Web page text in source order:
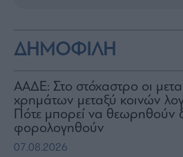
ΔΗΜΟΦΙΛΗ
ΑΑΔΕ: Στο στόχαστρο οι
χρημάτων μεταξύ κοινών
Πότε μπορεί να θεωρηθούν
φορολογηθούν
07.08.2026